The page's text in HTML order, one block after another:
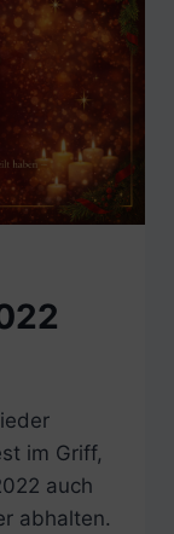
im Griff,
auch
abhalten.